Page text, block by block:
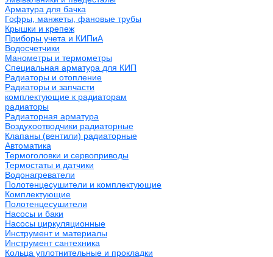
Арматура для бачка
Гофры, манжеты, фановые трубы
Крышки и крепеж
Приборы учета и КИПиА
Водосчетчики
Манометры и термометры
Специальная арматура для КИП
Радиаторы и отопление
Радиаторы и запчасти
комплектующие к радиаторам
радиаторы
Радиаторная арматура
Воздухоотводчики радиаторные
Клапаны (вентили) радиаторные
Автоматика
Термоголовки и сервоприводы
Термостаты и датчики
Водонагреватели
Полотенцесушители и комплектующие
Комплектующие
Полотенцесушители
Насосы и баки
Насосы циркуляционные
Инструмент и материалы
Инструмент сантехника
Кольца уплотнительные и прокладки